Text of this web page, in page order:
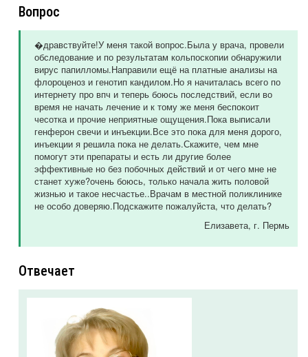
Вопрос
�дравствуйте!У меня такой вопрос.Была у врача, провели
обследование и по результатам кольпоскопии обнаружили
вирус папилломы.Направили ещё на платные анализы на
флороценоз и генотип кандилом.Но я начиталась всего по
интернету про впч и теперь боюсь последствий, если во
время не начать лечение и к тому же меня беспокоит
чесотка и прочие неприятные ощущения.Пока выписали
генферон свечи и инъекции.Все это пока для меня дорого,
инъекции я решила пока не делать.Скажите, чем мне
помогут эти препараты и есть ли другие более
эффективные но без побочных действий и от чего мне не
станет хуже?очень боюсь, только начала жить половой
жизнью и такое несчастье..Врачам в местной поликлинике
не особо доверяю.Подскажите пожалуйста, что делать?
Елизавета, г. Пермь
Отвечает